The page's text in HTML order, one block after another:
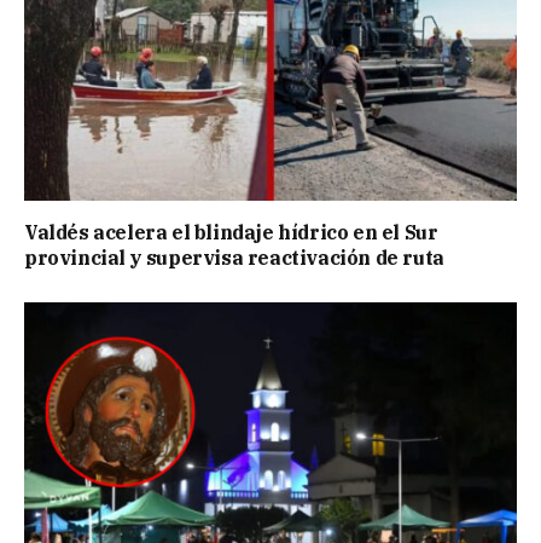
Valdés acelera el blindaje hídrico en el Sur
provincial y supervisa reactivación de ruta